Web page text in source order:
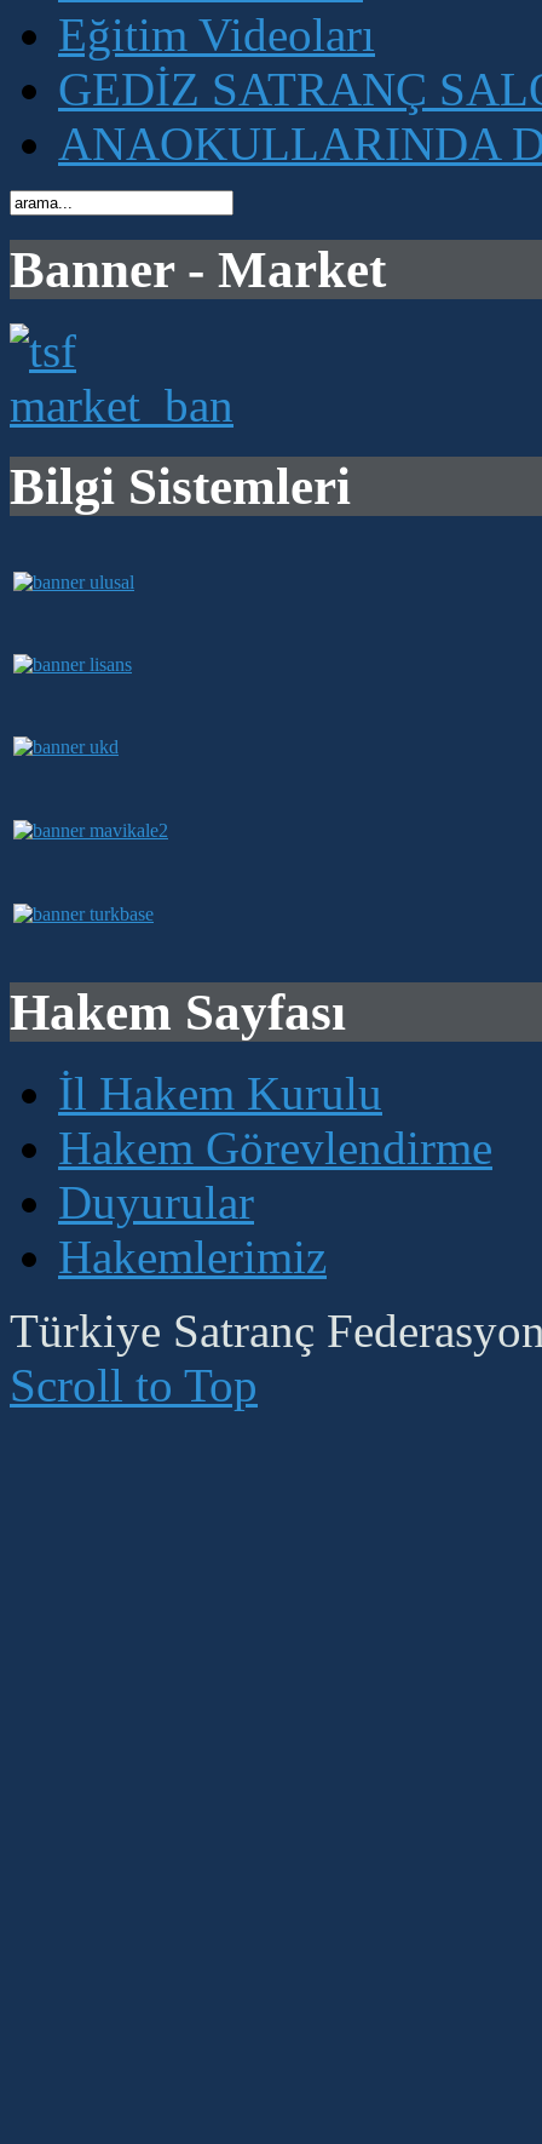
Eğitim Videoları
GEDİZ SATRANÇ
ANAOKULLARINDA
Banner - Market
Bilgi Sistemleri
Hakem Sayfası
İl Hakem Kurulu
Hakem Görevlendirme
Duyurular
Hakemlerimiz
Türkiye Satranç
Scroll to Top